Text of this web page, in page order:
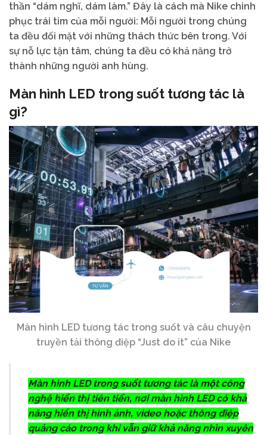
thần “dám nghĩ, dám làm.” Đây là cách mà Nike chinh
phục trái tim của mỗi người: Mỗi người trong chúng
ta đều đối mặt với những thách thức bên trong. Với
sự nỗ lực tận tâm, chúng ta đều có khả năng trở
thành những người anh hùng.
Màn hình LED trong suốt tương tác là
gì?
Màn hình LED tương tác trong suốt và câu chuyện
truyền tải thông điệp “Just do it” của Nike
Màn hình LED trong suốt tương táclà một công
nghệ hiển thị tiên tiến, nơi màn hình LED có khả
năng hiển thị hình ảnh, video hoặc thông điệp
quảng cáo trong khi vẫn giữ khả năng nhìn xuyên